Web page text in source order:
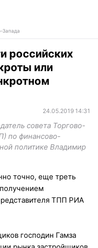
Запада
российских
или
24.05.2019 14:31
совета Торгово-
по финансово-
политике Владимир
точно, еще треть
ТПП РИА
господин Гамза